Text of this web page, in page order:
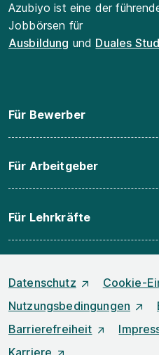
Azubiyo ist eine der
Jobbörsen für
Ausbildung und Duales
Für Bewerber
Für Arbeitgeber
Für Lehrkräfte
Datenschutz
Cookie-
Nutzungsbedingungen
Barrierefreiheit